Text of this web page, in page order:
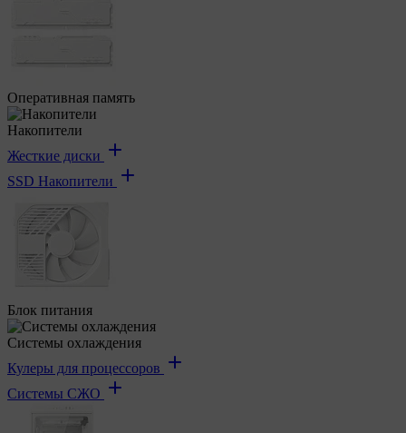
Оперативная память
Накопители
Жесткие диски
SSD Накопители
Блок питания
Системы охлаждения
Кулеры для процессоров
Системы СЖО